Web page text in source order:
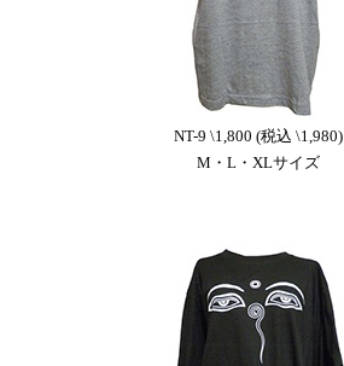
NT-9 \1,800 (税込 \1,980)
M・L・XLサイズ